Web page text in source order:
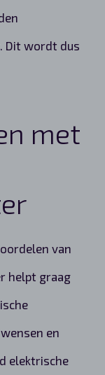
Dit wordt dus
met
van
helpt graag
en
elektrische